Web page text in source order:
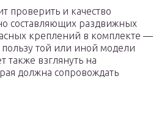
проверить и качество
составляющих раздвижных
креплений в комплекте —
той или иной модели
взглянуть на
должна сопровождать